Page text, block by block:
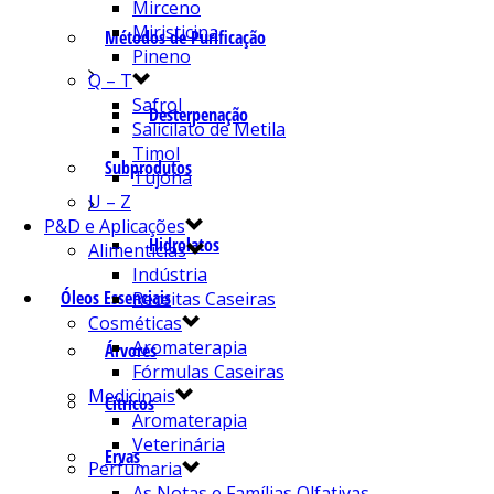
Métodos de Purificação
Desterpenação
Subprodutos
Hidrolatos
Óleos Essenciais
Árvores
Cítricos
Ervas
Mirceno
Miristicina
Pineno
Q – T
Safrol
Salicilato de Metila
Timol
Tujona
U – Z
P&D e Aplicações
Alimentícias
Indústria
Receitas Caseiras
Cosméticas
Aromaterapia
Fórmulas Caseiras
Medicinais
Aromaterapia
Veterinária
Perfumaria